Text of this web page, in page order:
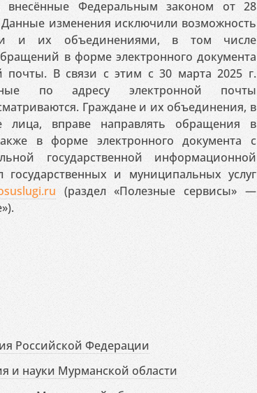
внесённые Федеральным законом от 28
изменения исключили возможность
и их объединениями, в том числе
в форме электронного документа
почты. В связи с этим с 30 марта 2025 г.
по адресу электронной почты
Граждане и их объединения, в
лица, вправе направлять обращения в
в форме электронного документа с
государственной информационной
и муниципальных услуг
(раздел «Полезные сервисы» —
Российской Федерации
и науки Мурманской области